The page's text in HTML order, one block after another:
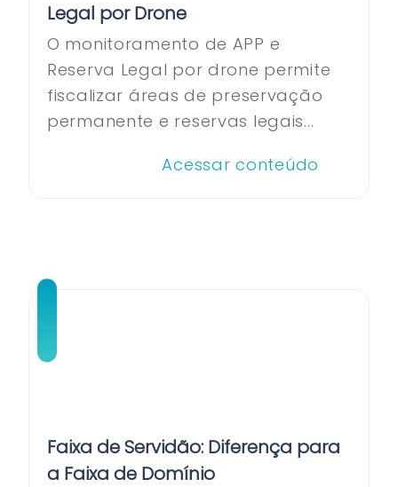
Legal por Drone
O monitoramento de APP e
Reserva Legal por drone permite
fiscalizar áreas de preservação
permanente e reservas legais...
Acessar conteúdo
Faixa de Servidão: Diferença para
a Faixa de Domínio